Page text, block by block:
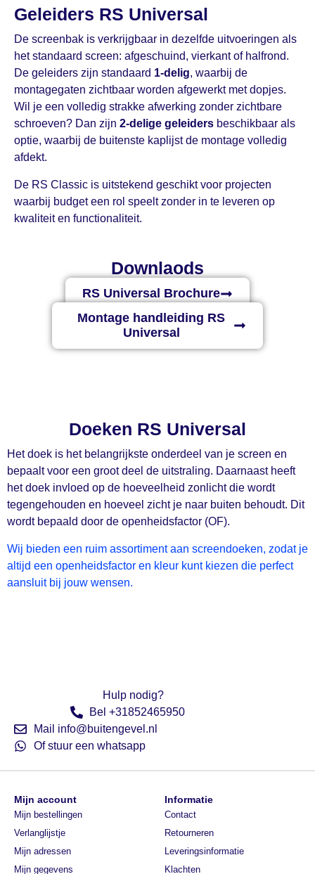
Geleiders RS Universal
De screenbak is verkrijgbaar in dezelfde uitvoeringen als
het standaard screen: afgeschuind, vierkant of halfrond.
De geleiders zijn standaard 1-delig, waarbij de
montagegaten zichtbaar worden afgewerkt met dopjes.
Wil je een volledig strakke afwerking zonder zichtbare
schroeven? Dan zijn 2-delige geleiders beschikbaar als
optie, waarbij de buitenste kaplijst de montage volledig
afdekt.
De RS Classic is uitstekend geschikt voor projecten
waarbij budget een rol speelt zonder in te leveren op
kwaliteit en functionaliteit.
Downlaods
RS Universal Brochure
Montage handleiding RS
Universal
Doeken RS Universal
Het doek is het belangrijkste onderdeel van je screen en
bepaalt voor een groot deel de uitstraling. Daarnaast heeft
het doek invloed op de hoeveelheid zonlicht die wordt
tegengehouden en hoeveel zicht je naar buiten behoudt. Dit
wordt bepaald door de openheidsfactor (OF).
Wij bieden een ruim assortiment aan screendoeken, zodat je
altijd een openheidsfactor en kleur kunt kiezen die perfect
aansluit bij jouw wensen.
Hulp nodig?
Bel +31852465950
Mail info@buitengevel.nl
Of stuur een whatsapp
Mijn account
Mijn bestellingen
Verlanglijstje
Mijn adressen
Mijn gegevens
Informatie
Contact
Retourneren
Leveringsinformatie
Klachten